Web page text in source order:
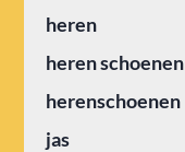
heren
heren schoenen
herenschoenen
jas